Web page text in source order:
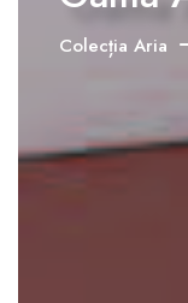
Colecția Aria